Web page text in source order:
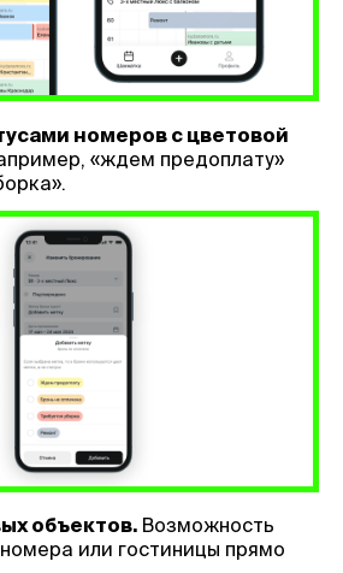
номеров с цветовой
«ждем предоплату»
объектов. Возможность
или гостиницы прямо